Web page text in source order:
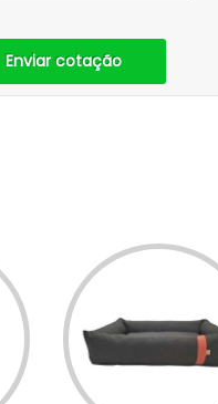
Enviar cotação